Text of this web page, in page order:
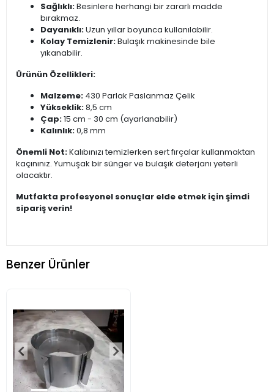
Sağlıklı:Besinlere herhangi bir zararlı madde
bırakmaz.
Dayanıklı:Uzun yıllar boyunca kullanılabilir.
Kolay Temizlenir:Bulaşık makinesinde bile
yıkanabilir.
Ürünün Özellikleri:
Malzeme: 430 Parlak Paslanmaz Çelik
Yükseklik:8,5 cm
Çap:15 cm - 30 cm (ayarlanabilir)
Kalınlık:0,8 mm
Önemli Not:Kalıbınızı temizlerken sert fırçalar kullanmaktan
kaçınınız. Yumuşak bir sünger ve bulaşık deterjanı yeterli
olacaktır.
Mutfakta profesyonel sonuçlar elde etmek için şimdi
sipariş verin!
Benzer Ürünler